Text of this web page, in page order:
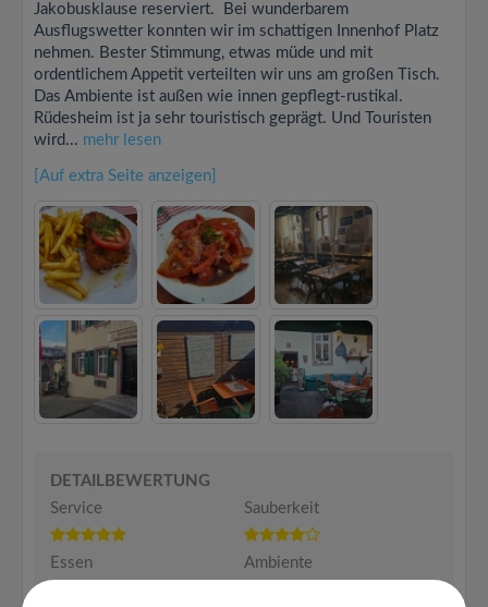
Jakobusklause reserviert. Bei wunderbarem
Ausflugswetter konnten wir im schattigen Innenhof Platz
nehmen. Bester Stimmung, etwas müde und mit
ordentlichem Appetit verteilten wir uns am großen Tisch.
Das Ambiente ist außen wie innen gepflegt-rustikal.
Rüdesheim ist ja sehr touristisch geprägt. Und Touristen
wird... mehr lesen
[Auf extra Seite anzeigen]
DETAILBEWERTUNG
Service
Sauberkeit
Essen Ambiente